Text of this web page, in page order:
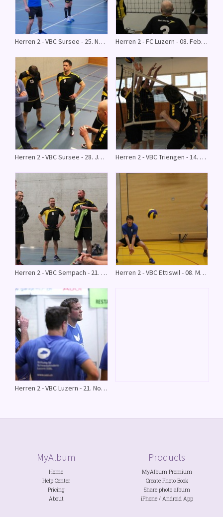
Herren 2 - VBC Sursee - 25. November 2017 Herren 2 - FC Luzern - 08. Februar 2017
Herren 2 - VBC Sursee - 28. Januar 2017 Herren 2 - VBC Triengen - 14. Januar 2017
Herren 2 - VBC Sempach - 21. November 2016 Herren 2 - VBC Ettiswil - 08. März 2016
Herren 2 - VBC Luzern - 21. November 2015
MyAlbum
Home
Help Center
Pricing
About
Products
MyAlbum Premium
Create Photo Book
Share photo album
iPhone/ AndroidApp